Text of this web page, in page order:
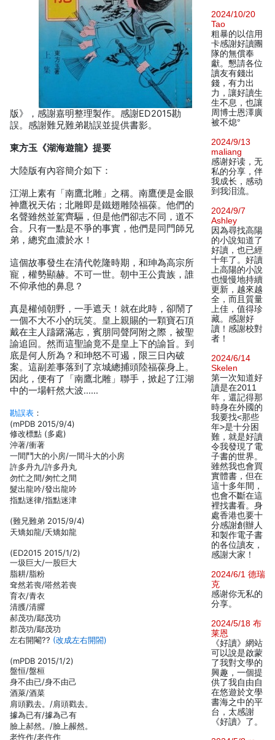
版》，感謝嘉明整理製作。感謝ED2015勘
誤。感謝難兄難弟勘誤並提供書影。
東方玉《湖海遊龍》提要
大陸版有內容簡介如下：
江湖上素有「南鷹北雕」之稱。南鷹便是金眼
神鷹祝天佑；北雕即是鐵翅雕陸福葆。他們的
名聲雖然並駕齊驅，但是他們卻志不同，道不
合。只有一點是不爭的事實，他們是同門師兄
弟，總究血濃於水！
這個故事發生在清代乾隆時期，和珅為高宗所
寵，權勢顯赫。不可一世。朝中王公貴族，誰
不仰承他的鼻息？
真是權傾朝野，一手遮天！就在此時，卻鬧了
一個不大不小的玩笑。皇上親賜的一顆寶石頂
戴在主人躊躇滿志，賓朋同聲阿附之際，被聖
諭追回。然而這聖諭竟不是皇上下的諭旨。到
底是何人所為？和珅怒不可遏，限三日內破
案。這副差事落到了京城總捕頭陸福葆身上。
因此，便有了「南鷹北雕」聯手，掀起了江湖
中的一場軒然大波……
勘誤表 ：
(mPDB 2015/9/4)
修改標點 (多處)
沖著/衝著
一間鬥大的小房/一間斗大的小房
許多丹九/許多丹丸
勿忙之間/匆忙之間
髮出龍吟/發出龍吟
指點迷律/指點迷津
(難兄難弟 2015/9/4)
天矯如龍/夭矯如龍
(ED2015 2015/1/2)
一圾巨大/一股巨大
脂耕/脂粉
耷然若喪/嗒然若喪
育衣/青衣
清臒/清臞
郝茂功/鄢茂功
郡茂功/鄢茂功
左右開閹?? (改成左右開閤)
(mPDB 2015/1/2)
盤恒/盤桓
身不由已/身不由己
酒萊/酒菜
肩頭戮去。/肩頭戳去。
據為已有/據為己有
臉上郝然。/臉上赧然。
老忤作/老仵作
2024/10/20
Tao
粗暴的以信用
卡感謝好讀團
隊的無償奉
獻。懇請各位
讀友有錢出
錢，有力出
力，讓好讀生
生不息，也讓
周博士恩澤廣
被不熄°
2024/9/13
maliang
感谢好读，无
私的分享，伴
我成长，感动
到我泪流。
2024/9/7
Ashley
因為尋找高陽
的小說知道了
好讀，也已經
十年了。好讀
上高陽的小說
也慢慢地持續
更新，越來越
全，而且質量
上佳，值得珍
藏。感謝好
讀！感謝校對
者！
2024/6/14
Skelen
第一次知道好
讀是在2011
年，還記得那
時身在外國的
我要找<那些
年>是十分困
難，就是好讀
令我發現了電
子書的世界。
雖然我也會買
實體書，但在
這十多年間，
也會不斷在這
裡找書看。身
處香港也要十
分感謝創辦人
和製作電子書
的各位讀友，
感謝大家！
2024/6/1 德瑞
克
感谢你无私的
分享。
2024/5/18 布
莱恩
《好讀》網站
可以說是啟蒙
了我對文學的
興趣，一個提
供了我自由自
在悠遊於文學
書海之中的平
台，太感謝
《好讀》了。